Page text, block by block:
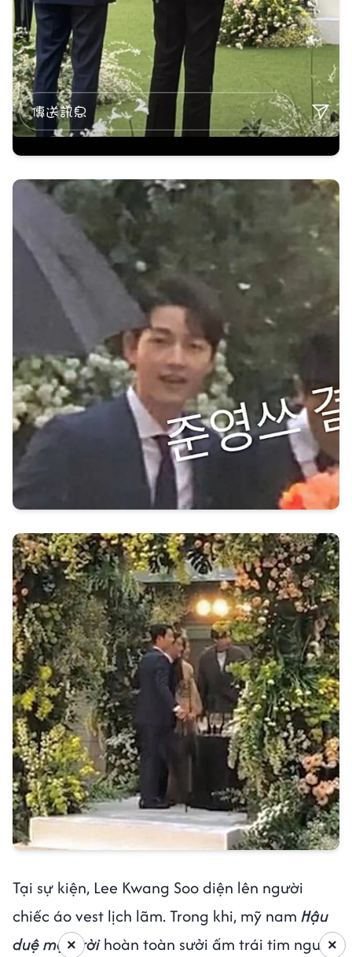
Tại sự kiện, Lee Kwang Soo diện lên người
chiếc áo vest lịch lãm. Trong khi, mỹ nam Hậu
duệ mặt trờihoàn toàn sưởi ấm trái tim người
×
×